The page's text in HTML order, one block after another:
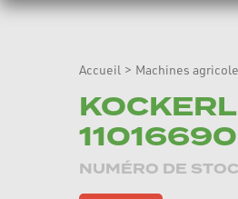
Accueil > Machines
NUMÉRO DE